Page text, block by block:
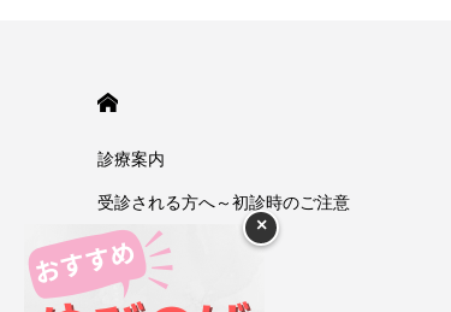
診療案内
受診される方へ～初診時のご注意
今井一彰 院長紹介
あいうべ体操
×